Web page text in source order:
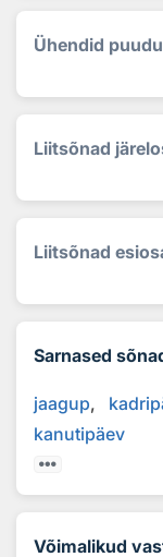
Ühendid
Liitsõnad
Liitsõnad
Sarnased
jaagup
kanutipäev
Võimalikud